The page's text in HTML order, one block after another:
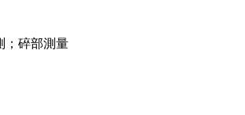
；碎部測量